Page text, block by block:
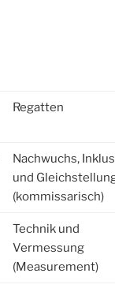
Regatten
Nachwuchs,
und
(kommissarisch)
Technik und
Vermessung
(Measurement)